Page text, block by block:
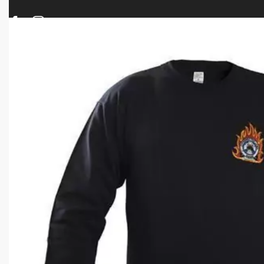
ΝΕΕΣ ΑΦΙΞΕΙΣ
ΟΠΛΑ – ΚΥΝΗΓΙ – ΣΚΟΠΟΒΟΛΗ